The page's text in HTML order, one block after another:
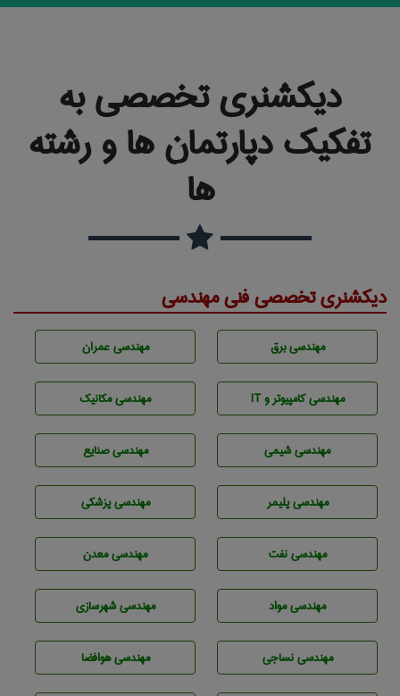
دیکشنری تخصصی به
تفکیک دپارتمان ها و رشته
ها
دیکشنری تخصصی فنی مهندسی
مهندسی برق مهندسی عمران
مهندسی كامپيوتر و IT مهندسی مکانیک
مهندسي شيمی مهندسی صنايع
مهندسی پليمر مهندسی پزشکی
مهندسی نفت مهندسی معدن
مهندسی مواد مهندسی شهرسازی
مهندسي نساجی مهندسی هوافضا